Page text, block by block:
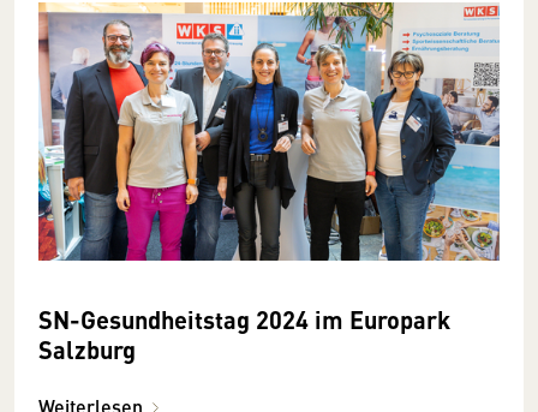
SN-Gesundheitstag 2024 im Europark
Salzburg